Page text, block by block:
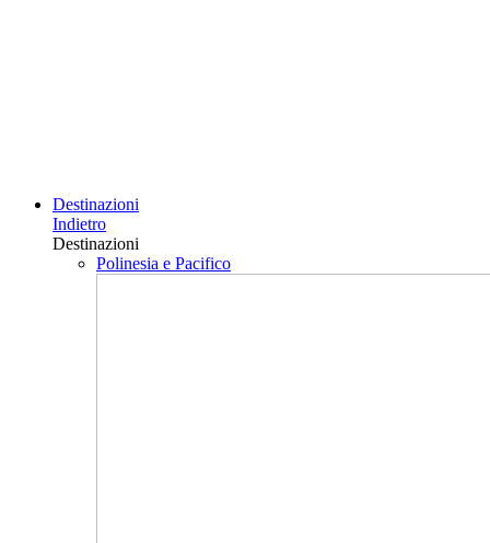
Destinazioni
Indietro
Destinazioni
Polinesia e Pacifico